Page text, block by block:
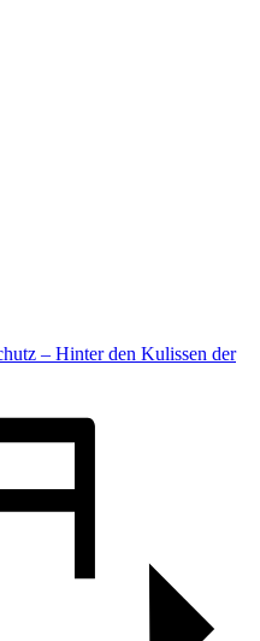
– Hinter den Kulissen der